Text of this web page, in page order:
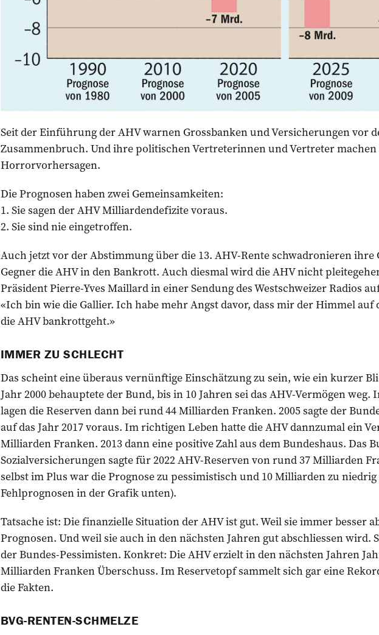
Seit der Einführung der AHV warnen Grossbanken und Versicherungen vor
Zusammenbruch. Und ihre politischen Vertreterinnen und Vertreter
Horrorvorhersagen.
Die Prognosen haben zwei Gemeinsamkeiten:
1. Sie sagen der AHV Milliardendefizite voraus.
2. Sie sind nie eingetroffen.
Auch jetzt vor der Abstimmung über die 13. AHV-Rente schwadronieren ihre
Gegner die AHV in den Bankrott. Auch diesmal wird die AHV nicht
Präsident Pierre-Yves Maillard in einer Sendung des Westschweizer Radios
«Ich bin wie die Gallier. Ich habe mehr Angst davor, dass mir der Himmel auf
die AHV bankrottgeht.»
IMMER ZU SCHLECHT
Das scheint eine überaus vernünftige Einschätzung zu sein, wie ein kurzer
Jahr 2000 behauptete der Bund, bis in 10 Jahren sei das AHV-Vermögen
lagen die Reserven dann bei rund 44 Milliarden Franken. 2005 sagte der
auf das Jahr 2017 voraus. Im richtigen Leben hatte die AHV dannzumal ein
Milliarden Franken. 2013 dann eine positive Zahl aus dem Bundeshaus. Das
Sozialversicherungen sagte für 2022 AHV-Reserven von rund 37 Milliarden
selbst im Plus war die Prognose zu pessimistisch und 10 Milliarden zu
Fehlprognosen in der Grafik unten).
Tatsache ist: Die finanzielle Situation der AHV ist gut. Weil sie immer besser
Prognosen. Und weil sie auch in den nächsten Jahren gut abschliessen wird.
der Bundes-Pessimisten. Konkret: Die AHV erzielt in den nächsten Jahren
Milliarden Franken Überschuss. Im Reservetopf sammelt sich gar eine
die Fakten.
BVG-RENTEN-SCHMELZE